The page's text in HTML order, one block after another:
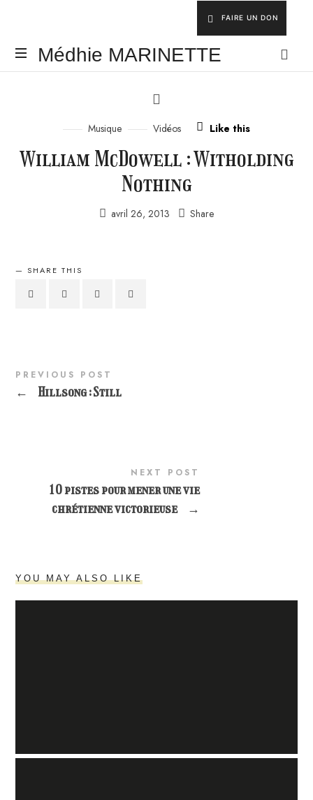
FAIRE UN DON
Médhie
Médhie MARINETTE
Musique Vidéos Like this
William McDowell : Witholding
Nothing
avril 26, 2013 Share
SHARE THIS
PREVIOUS POST
← Hillsong : Still
NEXT POST
10 pistes pour mener une vie
chrétienne victorieuse
→
YOU MAY ALSO LIKE